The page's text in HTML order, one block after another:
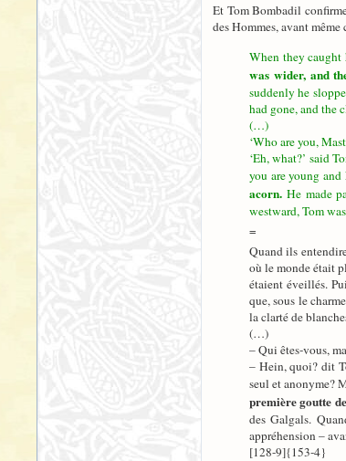
Et Tom Bombadil
des Hommes, avant
When they
was wider, and
suddenly he
had gone, and the
(…)
‘Who are you,
‘Eh, what?’ said
you are young and
acorn. He made
westward, Tom
=
Quand ils
où le monde était
étaient éveillés.
que, sous le
la clarté de
(…)
– Qui êtes-vous,
– Hein, quoi? dit
seul et anonyme?
première goutte
des Galgals.
appréhension –
[128-9]{153-4}